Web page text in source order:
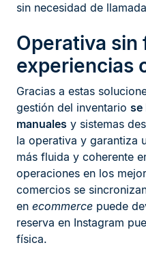
sin necesidad de
Operativa
experiencias
Gracias a estas
gestión del inventario se
manuales y sistemas
la operativa y garantiza
más fluida y coherente
operaciones en los
comercios se
en ecommerce puede
reserva en Instagram
física.